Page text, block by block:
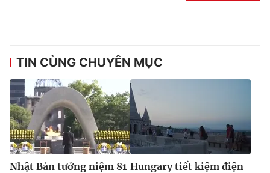
TIN CÙNG CHUYÊN MỤC
Nhật Bản tưởng niệm 81 Hungary tiết kiệm điện